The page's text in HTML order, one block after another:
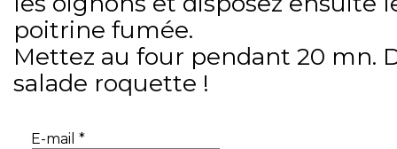
poitrine fumée.
Mettez au four pendant 20 mn.
salade roquette !
E-mail *